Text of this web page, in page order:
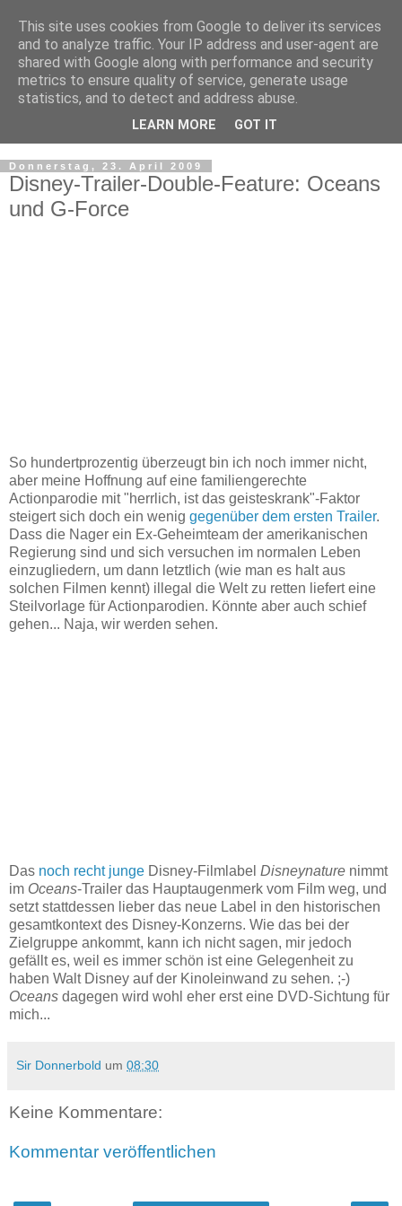
Donnerstag, 23. April 2009
Disney-Trailer-Double-Feature: Oceans
und G-Force
So hundertprozentig überzeugt bin ich noch immer nicht,
aber meine Hoffnung auf eine familiengerechte
Actionparodie mit "herrlich, ist das geisteskrank"-Faktor
steigert sich doch ein wenig gegenüber dem ersten Trailer.
Dass die Nager ein Ex-Geheimteam der amerikanischen
Regierung sind und sich versuchen im normalen Leben
einzugliedern, um dann letztlich (wie man es halt aus
solchen Filmen kennt) illegal die Welt zu retten liefert eine
Steilvorlage für Actionparodien. Könnte aber auch schief
gehen... Naja, wir werden sehen.
Das noch recht junge Disney-Filmlabel Disneynature nimmt
im Oceans-Trailer das Hauptaugenmerk vom Film weg, und
setzt stattdessen lieber das neue Label in den historischen
gesamtkontext des Disney-Konzerns. Wie das bei der
Zielgruppe ankommt, kann ich nicht sagen, mir jedoch
gefällt es, weil es immer schön ist eine Gelegenheit zu
haben Walt Disney auf der Kinoleinwand zu sehen. ;-)
Oceans dagegen wird wohl eher erst eine DVD-Sichtung für
mich...
Sir Donnerbold um 08:30
Keine Kommentare:
Kommentar veröffentlichen
This site uses cookies from Google to deliver its services
and to analyze traffic. Your IP address and user-agent are
shared with Google along with performance and security
metrics to ensure quality of service, generate usage
statistics, and to detect and address abuse.
LEARN MORE GOT IT